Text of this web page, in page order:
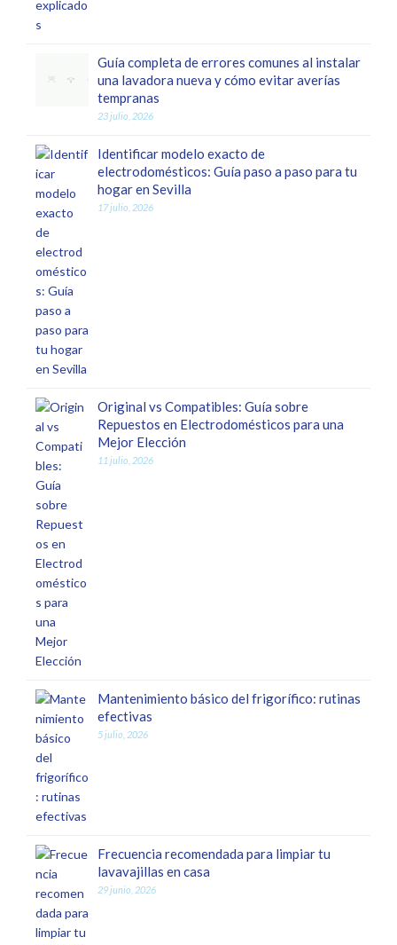
Guía completa de errores comunes al instalar
una lavadora nueva y cómo evitar averías
tempranas
23 julio, 2026
Identificar modelo exacto de
electrodomésticos: Guía paso a paso para tu
hogar en Sevilla
17 julio, 2026
Original vs Compatibles: Guía sobre
Repuestos en Electrodomésticos para una
Mejor Elección
11 julio, 2026
Mantenimiento básico del frigorífico: rutinas
efectivas
5 julio, 2026
Frecuencia recomendada para limpiar tu
lavavajillas en casa
29 junio, 2026